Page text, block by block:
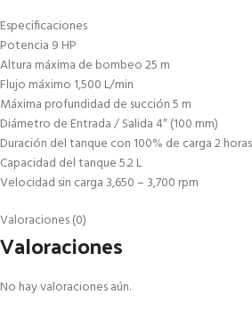
Especificaciones
Potencia 9 HP
Altura máxima de bombeo 25 m
Flujo máximo 1,500 L/min
Máxima profundidad de succión 5 m
Diámetro de Entrada / Salida 4″ (100 mm)
Duración del tanque con 100% de carga 2 horas
Capacidad del tanque 5.2 L
Velocidad sin carga 3,650 – 3,700 rpm
Valoraciones (0)
Valoraciones
No hay valoraciones aún.